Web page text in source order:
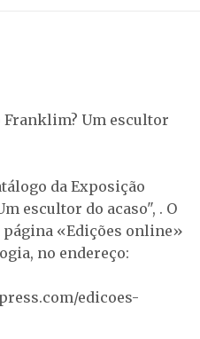
Franklim? Um escultor
da Exposição
escultor do acaso", . O
página «Edições online»
no endereço:
edicoes-